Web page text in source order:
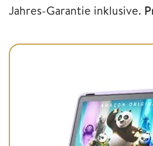
Jahres-Garantie inklusive.